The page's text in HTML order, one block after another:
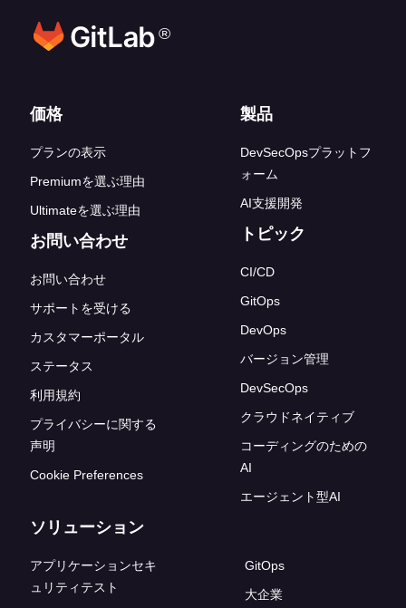
®
フッターリンク
価格
プランの表示
Premiumを選ぶ理由
Ultimateを選ぶ理由
お問い合わせ
お問い合わせ
サポートを受ける
カスタマーポータル
ステータス
利用規約
プライバシーに関する
声明
Cookie Preferences
製品
DevSecOpsプラットフ
ォーム
AI支援開発
トピック
CI/CD
GitOps
DevOps
バージョン管理
DevSecOps
クラウドネイティブ
コーディングのための
AI
エージェント型AI
ソリューション
アプリケーションセキ
ュリティテスト
GitOps
大企業